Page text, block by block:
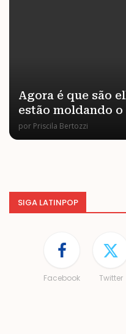
Agora é que são
estão moldando
por Priscila Bertozzi
SIGA LATINPOP
Facebook Twitter